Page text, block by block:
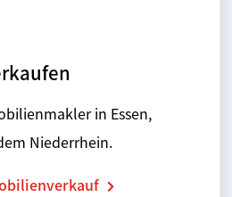
in Essen,
Niederrhein.